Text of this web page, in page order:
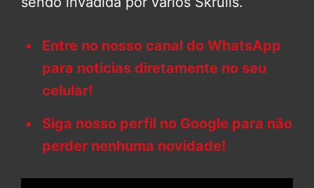
Entre no nosso canal do WhatsApp
para notícias diretamente no seu
celular!
Siga nosso perfil no Google para não
perder nenhuma novidade!